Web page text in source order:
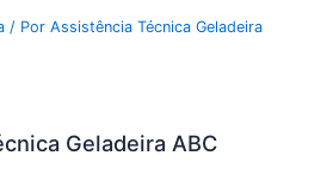
/ PorAssistência Técnica Geladeira
Geladeira ABC